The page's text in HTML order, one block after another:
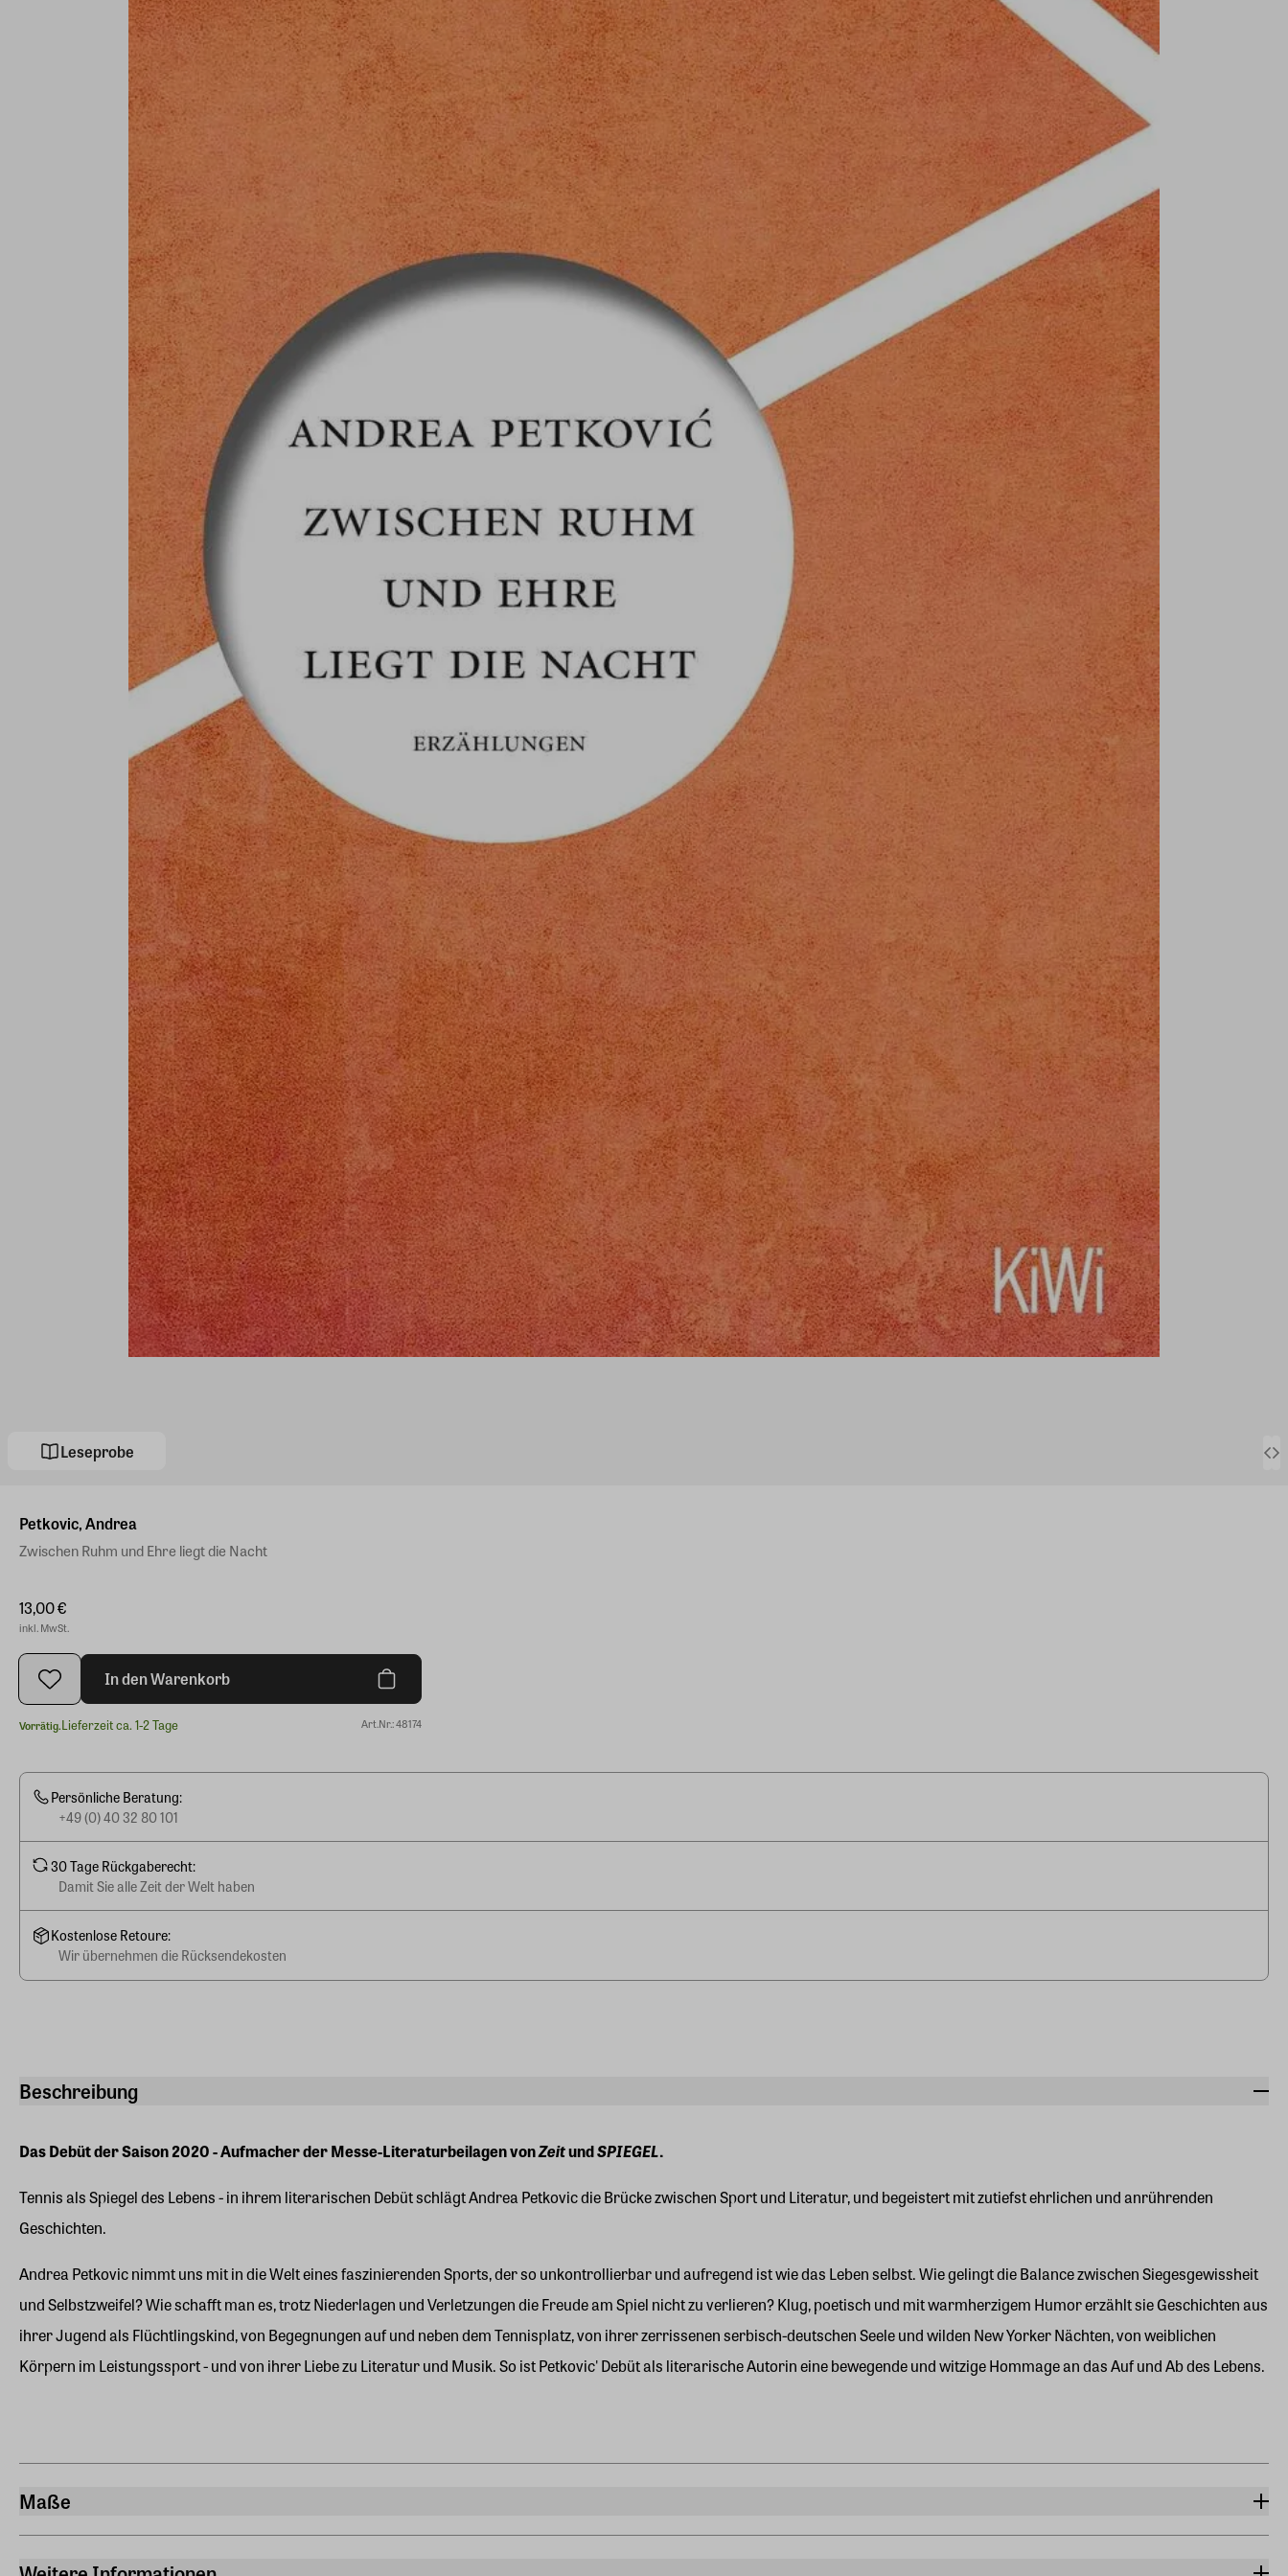
Leseprobe
Beschreibung
Das Debüt der Saison 2020 - Aufmacher der Messe-Literaturbeilagen vonZeitundSPIEGEL.
Tennis als Spiegel des Lebens - in ihrem literarischen Debüt schlägt Andrea Petkovic die Brücke zwischen Sport und Literatur, und begeistert mit zutiefst ehrlichen und anrührenden
Geschichten.
Andrea Petkovic nimmt uns mit in die Welt eines faszinierenden Sports, der so unkontrollierbar und aufregend ist wie das Leben selbst. Wie gelingt die Balance zwischen Siegesgewissheit
und Selbstzweifel? Wie schafft man es, trotz Niederlagen und Verletzungen die Freude am Spiel nicht zu verlieren? Klug, poetisch und mit warmherzigem Humor erzählt sie Geschichten aus
ihrer Jugend als Flüchtlingskind, von Begegnungen auf und neben dem Tennisplatz, von ihrer zerrissenen serbisch-deutschen Seele und wilden New Yorker Nächten, von weiblichen
Körpern im Leistungssport - und von ihrer Liebe zu Literatur und Musik. So ist Petkovic' Debüt als literarische Autorin eine bewegende und witzige Hommage an das Auf und Ab des Lebens.
Maße
Petkovic, Andrea
Zwischen Ruhm und Ehre liegt die Nacht
13,00 €
inkl. MwSt.
In den Warenkorb
Vorrätig.Lieferzeit ca. 1-2 Tage Art.Nr.: 48174
Persönliche Beratung:
+49 (0) 40 32 80 101
30 Tage Rückgaberecht:
Damit Sie alle Zeit der Welt haben
Kostenlose Retoure:
Wir übernehmen die Rücksendekosten